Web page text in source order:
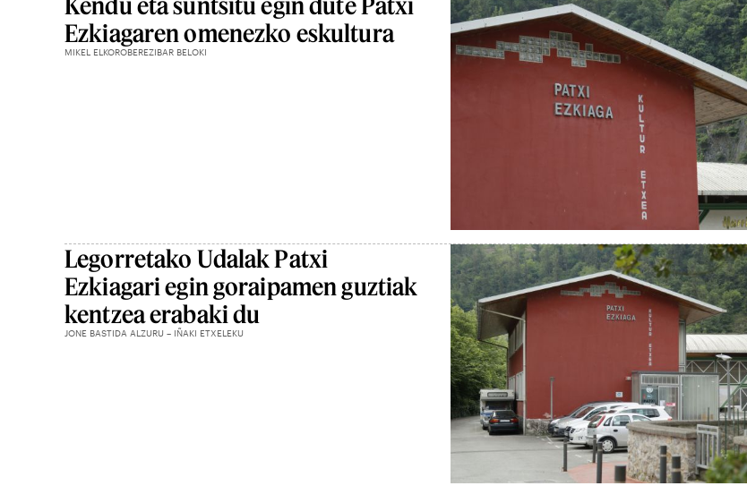
Ezkiagaren omenezko eskultura
MIKEL ELKOROBEREZIBAR BELOKI
Legorretako Udalak Patxi
Ezkiagari egin goraipamen guztiak
kentzea erabaki du
JONE BASTIDA ALZURU – IÑAKI ETXELEKU